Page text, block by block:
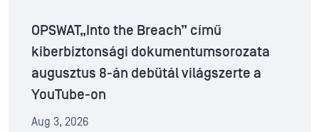
OPSWAT„Into the Breach” című
kiberbiztonsági dokumentumsorozata
augusztus 8-án debütál világszerte a
YouTube-on
Aug 3, 2026